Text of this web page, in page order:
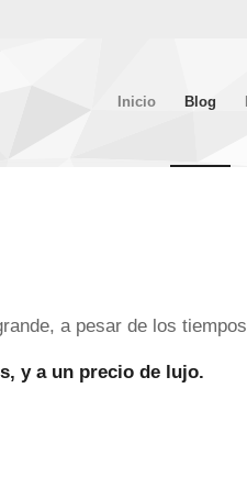
Inicio Blog
a pesar de los
y a un precio de lujo.